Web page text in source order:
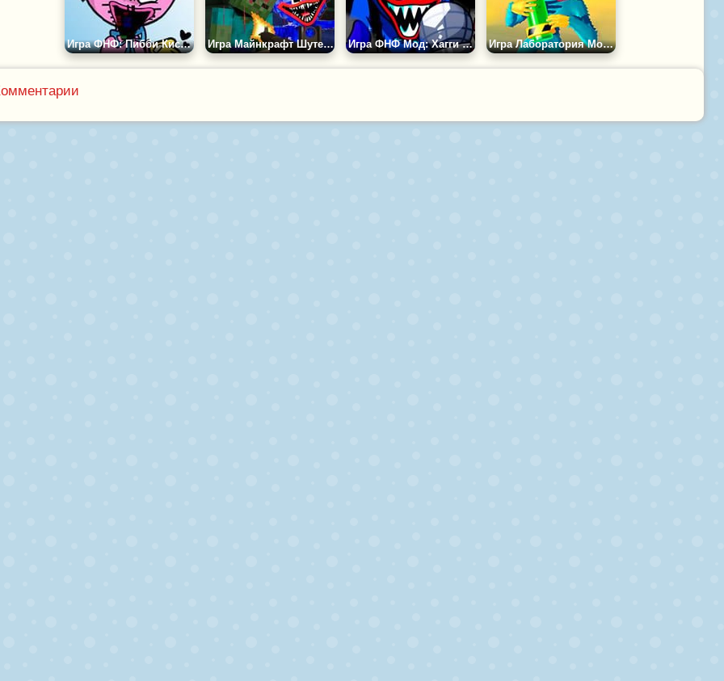
Игра ФНФ: Пибби Киси Миси Игра Майнкрафт Шутер: Монстр Рояль Игра ФНФ Мод: Хагги Вагги в Вентиляции Игра Лаборатория Монстров: Странный Забег